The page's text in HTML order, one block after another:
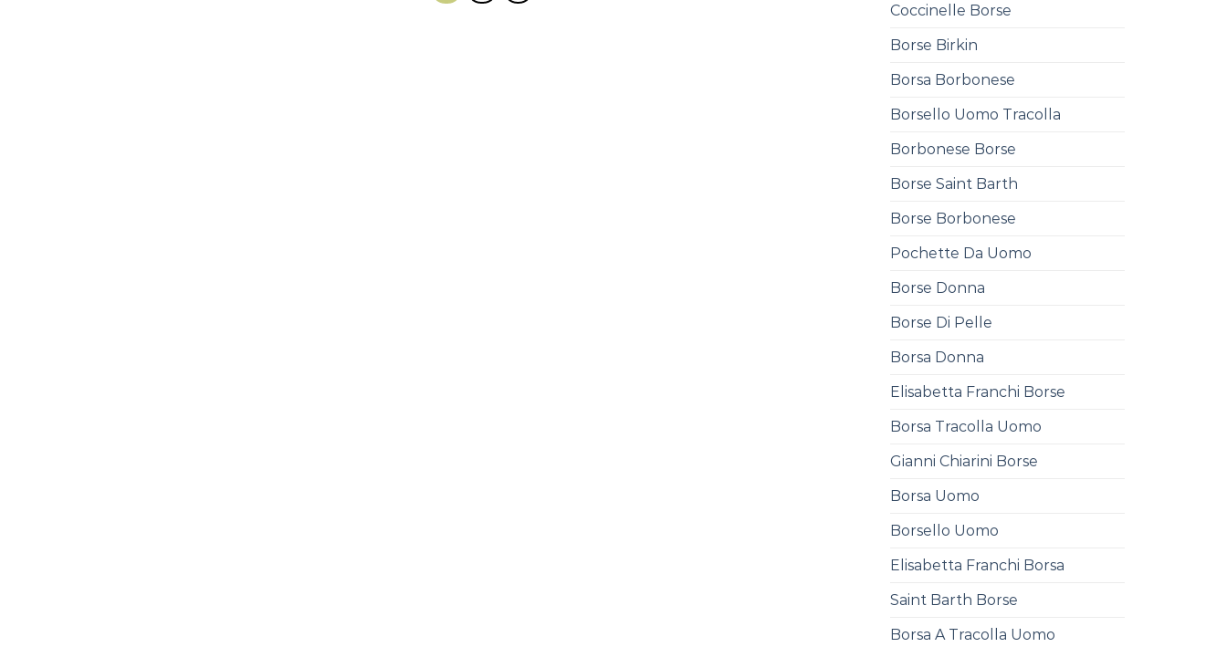
Coccinelle Borse
Borse Birkin
Borsa Borbonese
Borsello Uomo Tracolla
Borbonese Borse
Borse Saint Barth
Borse Borbonese
Pochette Da Uomo
Borse Donna
Borse Di Pelle
Borsa Donna
Elisabetta Franchi Borse
Borsa Tracolla Uomo
Gianni Chiarini Borse
Borsa Uomo
Borsello Uomo
Elisabetta Franchi Borsa
Saint Barth Borse
Borsa A Tracolla Uomo